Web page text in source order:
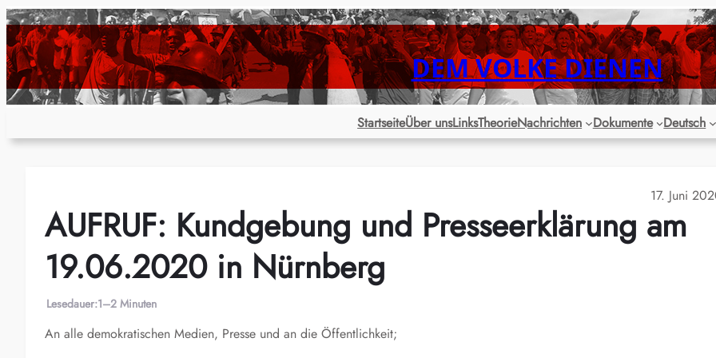
Zum
Inhalt
springen
DEM VOLKE DIENEN
StartseiteÜber unsLinksTheorieNachrichten Dokumente Deutsch
17. Juni
AUFRUF: Kundgebung und Presseerklärung am
19.06.2020 in Nürnberg
Lesedauer:1–2 Minuten
An alle demokratischen Medien, Presse und an die Öffentlichkeit;